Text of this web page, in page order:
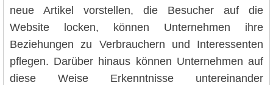
neue Artikel vorstellen, die Besucher auf die
Website locken, können Unternehmen ihre
Beziehungen zu Verbrauchern und Interessenten
pflegen. Darüber hinaus können Unternehmen auf
diese Weise Erkenntnisse untereinander